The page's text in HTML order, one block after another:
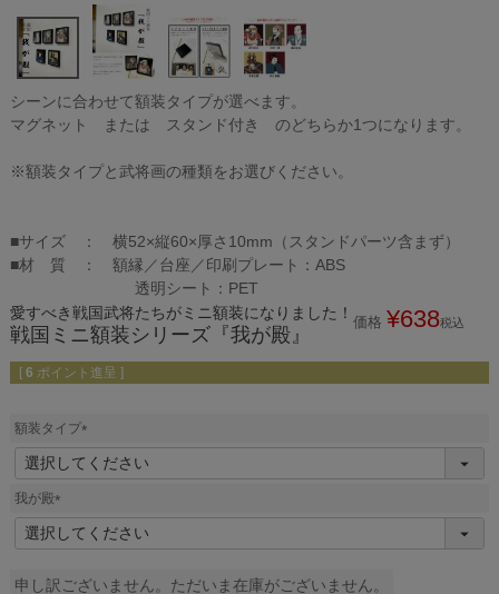
シーンに合わせて額装タイプが選べます。
マグネット または スタンド付き のどちらか1つになります。
※額装タイプと武将画の種類をお選びください。
■サイズ ： 横52×縦60×厚さ10mm（スタンドパーツ含まず）
■材 質 ： 額縁／台座／印刷プレート：ABS
透明シート：PET
愛すべき戦国武将たちがミニ額装になりました！
戦国ミニ額装シリーズ『我が殿』
価格 ¥638税込
[ 6 ポイント進呈 ]
額装タイプ
(
必
我が殿
(
必
)
申し訳ございません。ただいま在庫がございません。